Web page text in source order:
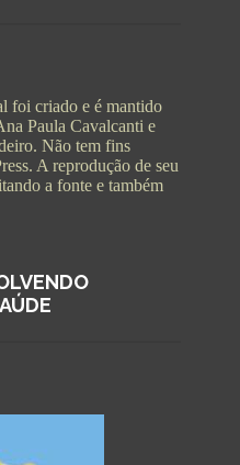
foi criado e é mantido
Paula Cavalcanti e
Não tem fins
A reprodução de seu
a fonte e também